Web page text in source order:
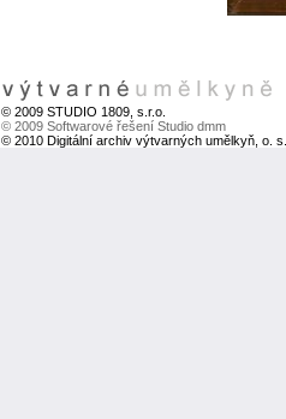
© 2009 STUDIO 1809, s.r.o.
© 2009 Softwarové řešení Studio dmm
© 2010 Digitální archiv výtvarných umělkyň, o. s.